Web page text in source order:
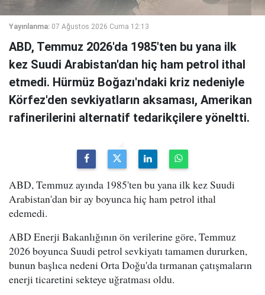
Yayınlanma: 07 Ağustos 2026 Cuma 12:13
ABD, Temmuz 2026'da 1985'ten bu yana ilk
kez Suudi Arabistan'dan hiç ham petrol ithal
etmedi. Hürmüz Boğazı'ndaki kriz nedeniyle
Körfez'den sevkiyatların aksaması, Amerikan
rafinerilerini alternatif tedarikçilere yöneltti.
ABD, Temmuz ayında 1985'ten bu yana ilk kez Suudi
Arabistan'dan bir ay boyunca hiç ham petrol ithal
edemedi.
ABD Enerji Bakanlığının ön verilerine göre, Temmuz
2026 boyunca Suudi petrol sevkiyatı tamamen dururken,
bunun başlıca nedeni Orta Doğu'da tırmanan çatışmaların
enerji ticaretini sekteye uğratması oldu.